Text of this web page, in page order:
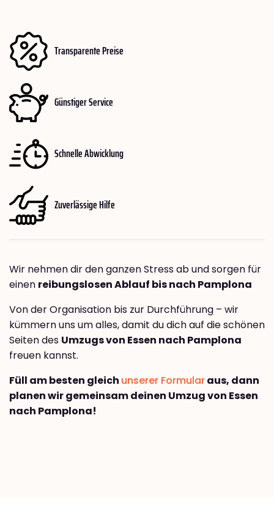
Transparente Preise
Günstiger Service
Schnelle Abwicklung
Zuverlässige Hilfe
Wir nehmen dir den ganzen Stress ab und sorgen für
einen reibungslosen Ablauf bis nach Pamplona
Von der Organisation bis zur Durchführung – wir
kümmern uns um alles, damit du dich auf die schönen
Seiten des Umzugs von Essen nach Pamplona
freuen kannst.
Füll am besten gleich unserer Formularaus, dann
planen wir gemeinsam deinen Umzug von Essen
nach Pamplona!